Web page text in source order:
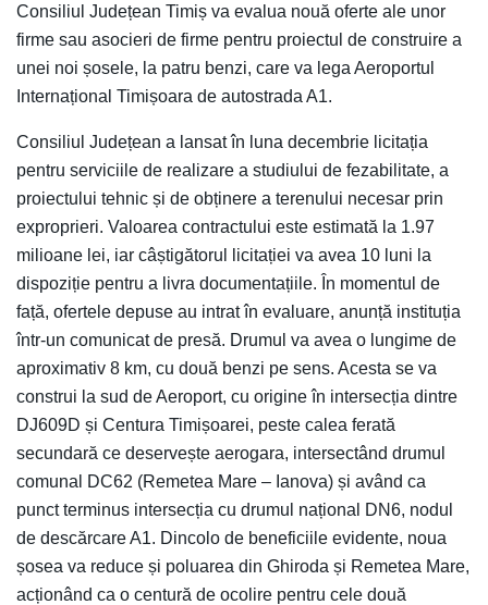
Consiliul Județean Timiș va evalua nouă oferte ale unor
firme sau asocieri de firme pentru proiectul de construire a
unei noi șosele, la patru benzi, care va lega Aeroportul
Internațional Timișoara de autostrada A1.
Consiliul Județean a lansat în luna decembrie licitația
pentru serviciile de realizare a studiului de fezabilitate, a
proiectului tehnic și de obținere a terenului necesar prin
exproprieri. Valoarea contractului este estimată la 1.97
milioane lei, iar câștigătorul licitației va avea 10 luni la
dispoziție pentru a livra documentațiile. În momentul de
față, ofertele depuse au intrat în evaluare, anunță instituția
într-un comunicat de presă. Drumul va avea o lungime de
aproximativ 8 km, cu două benzi pe sens. Acesta se va
construi la sud de Aeroport, cu origine în intersecția dintre
DJ609D și Centura Timișoarei, peste calea ferată
secundară ce deservește aerogara, intersectând drumul
comunal DC62 (Remetea Mare – Ianova) și având ca
punct terminus intersecția cu drumul național DN6, nodul
de descărcare A1. Dincolo de beneficiile evidente, noua
șosea va reduce și poluarea din Ghiroda și Remetea Mare,
acționând ca o centură de ocolire pentru cele două